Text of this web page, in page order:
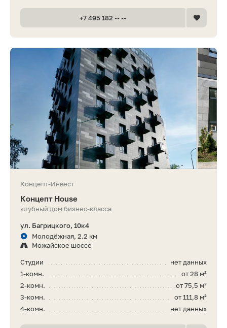
+7 495 182 •• ••
Концепт-Инвест
Концепт House
клубный дом бизнес-класса
ул. Багрицкого, 10к4
Молодёжная, 2.2 км
Можайское шоссе
нет данных
Студии
от 28 м²
1-комн.
от 75,5 м²
2-комн.
от 111,8 м²
3-комн.
нет данных
4-комн.